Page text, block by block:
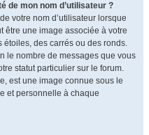
de mon nom d’utilisateur ?
votre nom d’utilisateur lorsque
être une image associée à votre
des carrés ou des ronds.
le nombre de messages que vous
statut particulier sur le forum.
est une image connue sous le
et personnelle à chaque